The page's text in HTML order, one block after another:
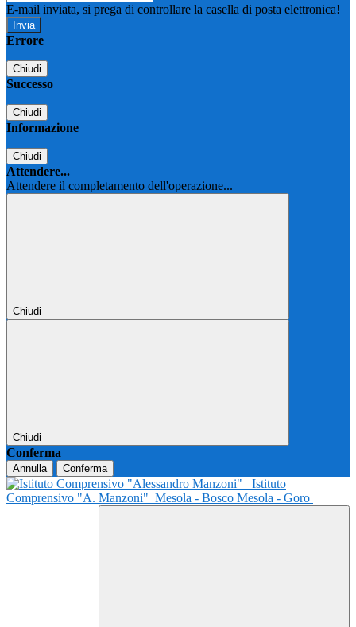
E-mail inviata, si prega di controllare la casella di posta elettronica!
Errore
Chiudi
Successo
Chiudi
Informazione
Chiudi
Attendere...
Attendere il completamento dell'operazione...
Chiudi
Chiudi
Conferma
Annulla Conferma
Istituto
Comprensivo "A. Manzoni" Mesola - Bosco Mesola - Goro